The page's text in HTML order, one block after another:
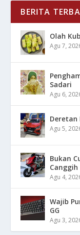
BERITA
Olah
Agu 7,
Sadari
Agu 6,
Deretan
Agu 5,
Bukan
Agu 4,
Wajib
GG
Agu 3,